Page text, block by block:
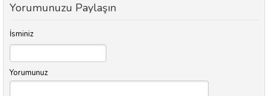
Yorumunuzu Paylaşın
İsminiz
Yorumunuz